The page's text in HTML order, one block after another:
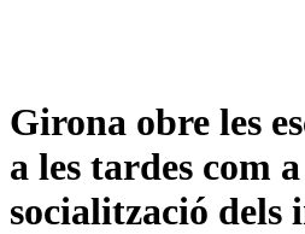
Girona obre les
a les tardes com
socialització dels